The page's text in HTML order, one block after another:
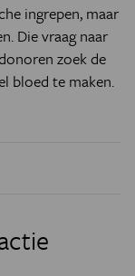
ingrepen, maar
Die vraag naar
zoek de
bloed te maken.